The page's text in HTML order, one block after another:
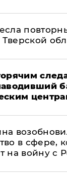
в сфере,
на войну с